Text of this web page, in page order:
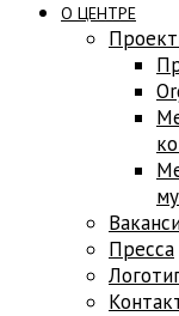
О ЦЕНТРЕ
Пресса